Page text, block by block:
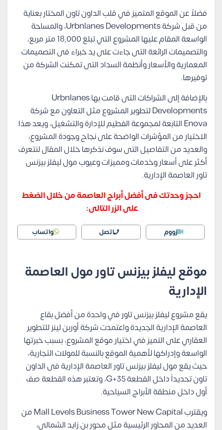
فضلاً عن الموقع المتميز في قلب الداون تاون المختار بعناية
من قبل شركة Urbnlanes Developments، والمساحة
الواسعة المقام عليها المشروع التي تبلغ 18,000 متر مربع،
والتصميمات الرائعة التى جاءت على يد خبراء فى التصميمات
المعمارية والأسعار وأنظمة السداد التى تمكنت الشركة من
توفيرها.
بالإضافة إلى الشراكات التى قامت بها Urbnlanes
Developments لتطوير المشروع مثل التعاون مع شركة
Enova التابعة لمجموعة الفطيم للإدارة والتشغيل، ويعد هذا
الاختيارمن المؤشرات الواضحة على نجاحوجودةالمشروع،
والعديد من التفاصيل التى سوف نذكرها خلال المقال لنتعرف
أكثر على أسعار وخدمات ومميزات وعيوب مول ليفلز بيزنس
تاور العاصمة الإدارية.
احجز وحدتك فى أفضل أبراج العاصمة من خلال الضغط
على الزر التالى:
زووم اتصل واتساب
موقع ليفلز بيزنس تاور مول العاصمة
الإدارية
يقع مشروع ليفلز بيزنس تاور في واحدة من أفضل بقاع
العاصمة الإدارية الجديدة واعتمدت شركة أوربن لينز للتطوير
العقاري على التميز في اختيار موقع المشروع، بسبب خبرتها
الواسعة وإدراكها لأهمية الموقع بالنسبة للمولات التجارية،
حيث يقع مول ليفلز بيزنس تاور العاصمة الإدارية فى الداون
تاون تحديداً داخل القطعة G+35، وتعتبر هذه القطعة صف
أول داخل منطقة الأبراج السياحية.
ويقترب Mall Levels Business Tower New Capital من
العديد من المحاور الرئيسية مثل محور بن زايد الشمالي،